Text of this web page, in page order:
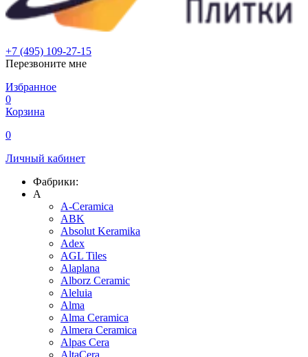
+7 (495) 109-27-15
Перезвоните мне
Избранное
0
Корзина
0
Личный кабинет
Фабрики:
A
A-Ceramica
ABK
Absolut Keramika
Adex
AGL Tiles
Alaplana
Alborz Ceramic
Aleluia
Alma
Alma Ceramica
Almera Ceramica
Alpas Cera
AltaCera